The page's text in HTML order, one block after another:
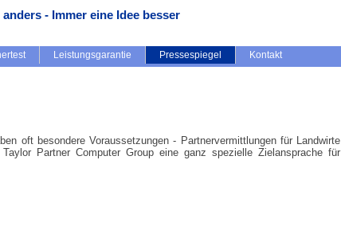
- Immer eine Idee besser
Leistungsgarantie Pressespiegel Kontakt
oft besondere Voraussetzungen - Partnervermittlungen für Landwirte
Partner Computer Group eine ganz spezielle Zielansprache für